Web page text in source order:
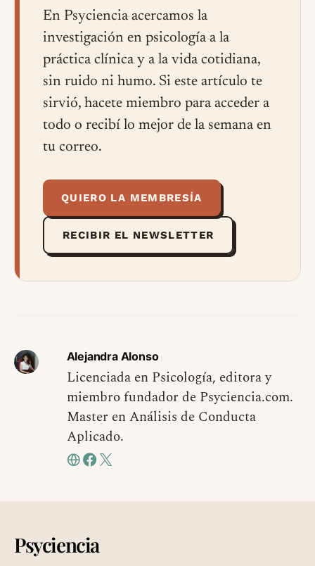
En Psyciencia acercamos la
investigación en psicología a la
práctica clínica y a la vida cotidiana,
sin ruido ni humo. Si este artículo te
sirvió, hacete miembro para acceder a
todo o recibí lo mejor de la semana en
tu correo.
QUIERO LA MEMBRESÍA
RECIBIR EL NEWSLETTER
Alejandra Alonso
Licenciada en Psicología, editora y
miembro fundador de Psyciencia.com.
Master en Análisis de Conducta
Aplicado.
Psyciencia